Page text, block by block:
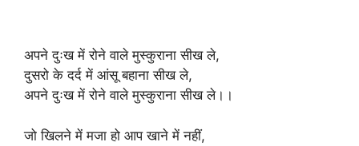
अपने दुःख में रोने वाले मुस्कुराना सीख ले,
दुसरो के दर्द में आंसू बहाना सीख ले,
अपने दुःख में रोने वाले मुस्कुराना सीख ले।।
जो खिलने में मजा हो आप खाने में नहीं,